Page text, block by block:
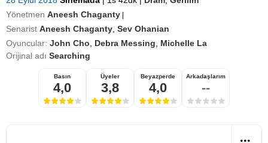
Yönetmen Aneesh Chaganty
Senarist Aneesh Chaganty Sev Ohanian
Oyuncular: John Cho Debra Messing
Michelle La
Orijinal adı Searching
Basın
4,0
Üyeler
3,8
Beyazperde
4,0
Arkadaşlarım
--